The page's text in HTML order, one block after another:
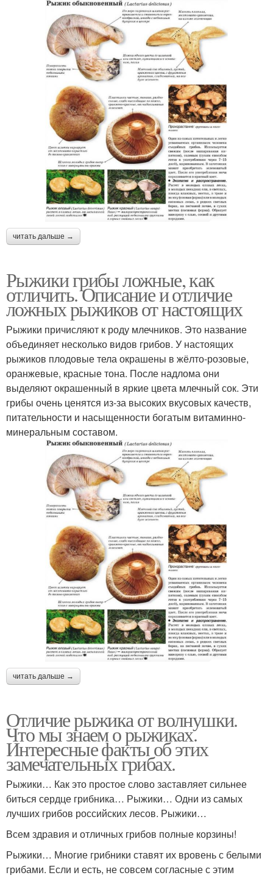
читать дальше →
Рыжики грибы ложные, как
отличить. Описание и отличие
ложных рыжиков от настоящих
Рыжики причисляют к роду млечников. Это название
объединяет несколько видов грибов. У настоящих
рыжиков плодовые тела окрашены в жёлто-розовые,
оранжевые, красные тона. После надлома они
выделяют окрашенный в яркие цвета млечный сок. Эти
грибы очень ценятся из-за высоких вкусовых качеств,
питательности и насыщенности богатым витаминно-
минеральным составом.
читать дальше →
Отличие рыжика от волнушки.
Что мы знаем о рыжиках.
Интересные факты об этих
замечательных грибах.
Рыжики… Как это простое слово заставляет сильнее
биться сердце грибника… Рыжики… Одни из самых
лучших грибов российских лесов. Рыжики…
Всем здравия и отличных грибов полные корзины!
Рыжики… Многие грибники ставят их вровень с белыми
грибами. Если и есть, не совсем согласные с этим